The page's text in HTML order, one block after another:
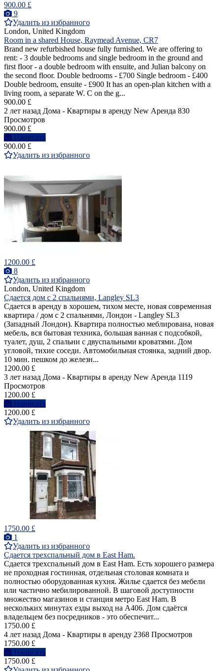
900.00 £
9
Удалить из избранного
London, United Kingdom
Room in a shared House, Raymead Avenue, CR7
Brand new refurbished house fully furnished. We are offering to
rent: - 3 double bedrooms and single bedroom in the ground and
first floor - a double bedroom with ensuite, and Julian balcony on
the second floor. Double bedrooms - £700 Single bedroom - £400
Double bedroom, ensuite - £900 It has an open-plan kitchen with a
living room, a separate W. C on the g...
900.00 £
2 лет назад Дома - Квартиры в аренду New Аренда 830
Просмотров
900.00 £
Написать
900.00 £
Удалить из избранного
1200.00 £
8
Удалить из избранного
London, United Kingdom
Сдается дом с 2 спальнями, Langley SL3
Сдается в аренду в хорошем, тихом месте, новая современная
квартира / дом с 2 спальнями, Лондон - Langley SL3
(Западный Лондон). Квартира полностью меблирована, новая
мебель, вся бытовая техника, большая ванная с подсобкой,
туалет, душ, 2 спальни с двуспальными кроватями. Дом
угловой, тихие соседи. Автомобильная стоянка, задний двор.
10 мин. пешком до железн...
1200.00 £
3 лет назад Дома - Квартиры в аренду New Аренда 1119
Просмотров
1200.00 £
Написать
1200.00 £
Удалить из избранного
1750.00 £
1
Удалить из избранного
Сдается трехспальный дом в East Ham.
Сдается трехспальный дом в East Ham. Есть хорошего размера
не проходная гостинная, отдельная столовая комната и
полностью оборудованная кухня. Жилье сдается без мебели
или частично мебилированной. В шаговой доступности
множество магазинов и станция метро East Ham. В
нескольких минутах езды выход на A406. Дом сдаётся
владельцем без посредников - это обеспечит...
1750.00 £
4 лет назад Дома - Квартиры в аренду 2368 Просмотров
1750.00 £
Написать
1750.00 £